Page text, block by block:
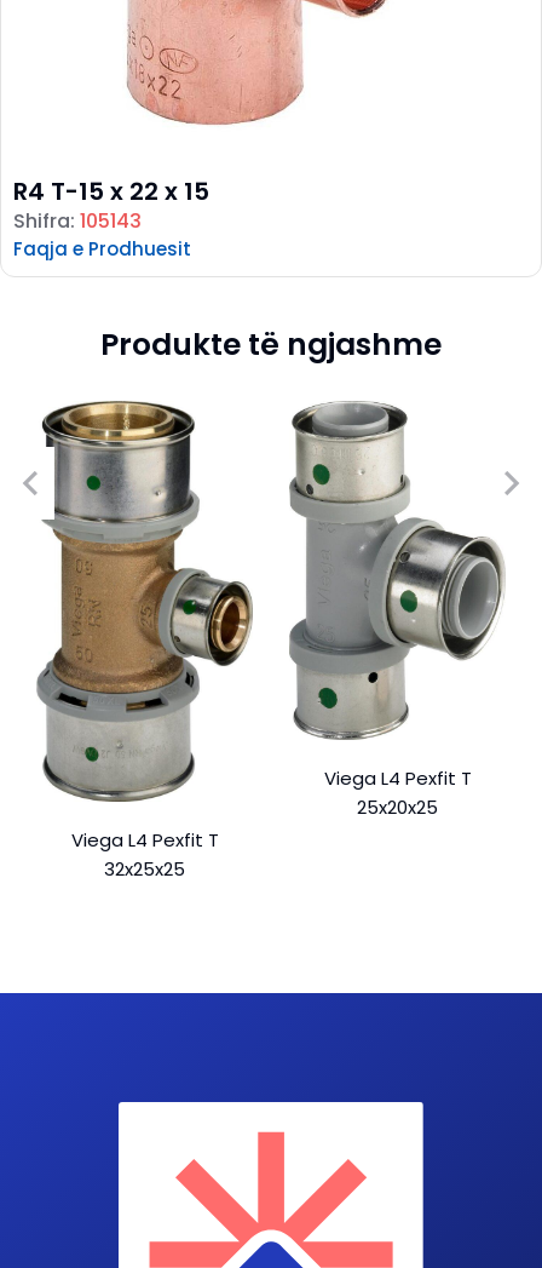
R4 T-15 x 22 x 15
Shifra: 105143
Faqja e Prodhuesit
Produkte të ngjashme
Viega L4 Pexfit T
32x25x25
Viega L4 Pexfit T
25x20x25